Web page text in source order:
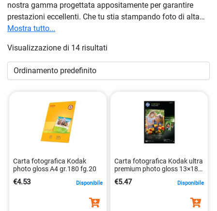
nostra gamma progettata appositamente per garantire
prestazioni eccellenti. Che tu stia stampando foto di alta
qualità, progetti artistici o documenti speciali, i nostri
realtà. Scopri la differenza che la nostra
inkjetpuò fare per i tuoi progetti di stampa. Affidati a noi
per ottenere risultati straordinari che valorizzano la tua
nel mondo della stampa di qualità con le nostre soluzioni!
Mostra tutto...
Visualizzazione di 14 risultati
Carta fotografica Kodak
photo gloss A4 gr.180 fg.20
€4.53 Disponibile
Carta fotografica Kodak ultra
premium photo gloss 13×18
€5.47 Disponibile